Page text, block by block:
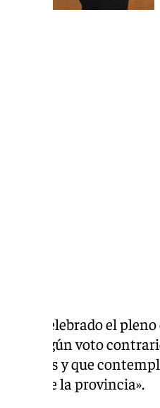
ha celebrado el
sin ningún voto
de euros y que
de la provincia».